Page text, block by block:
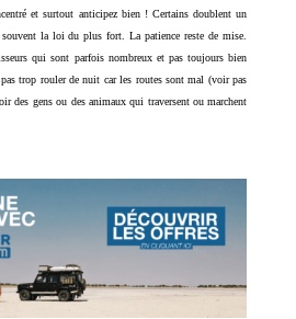
et surtout anticipez bien ! Certains doublent un
souvent la loi du plus fort. La patience reste de mise.
qui sont parfois nombreux et pas toujours bien
trop rouler de nuit car les routes sont mal (voir pas
des gens ou des animaux qui traversent ou marchent